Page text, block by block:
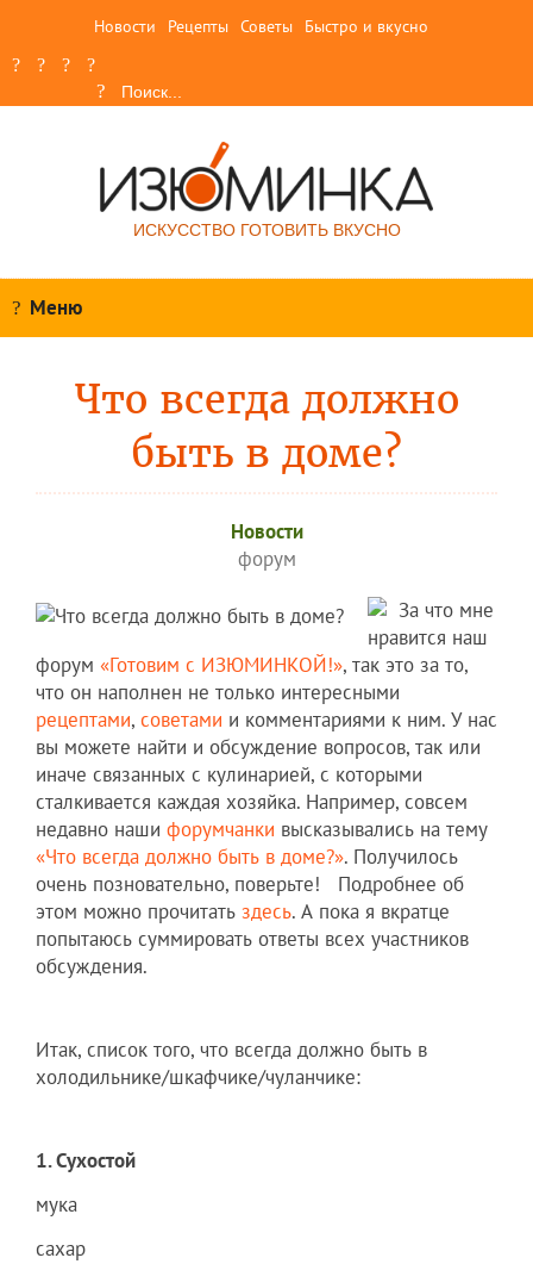
Новости Рецепты Советы Быстро и вкусно
ИСКУССТВО ГОТОВИТЬ ВКУСНО
Меню
Что всегда должно
быть в доме?
Новости
форум
За что мне
нравится наш
форум «Готовим с ИЗЮМИНКОЙ!», так это за то,
что он наполнен не только интересными
рецептами, советами и комментариями к ним. У нас
вы можете найти и обсуждение вопросов, так или
иначе связанных с кулинарией, с которыми
сталкивается каждая хозяйка. Например, совсем
недавно наши форумчанки высказывались на тему
«Что всегда должно быть в доме?». Получилось
очень позновательно, поверьте! Подробнее об
этом можно прочитать здесь. А пока я вкратце
попытаюсь суммировать ответы всех участников
обсуждения.
Итак, список того, что всегда должно быть в
холодильнике/шкафчике/чуланчике:
1. Сухостой
мука
сахар